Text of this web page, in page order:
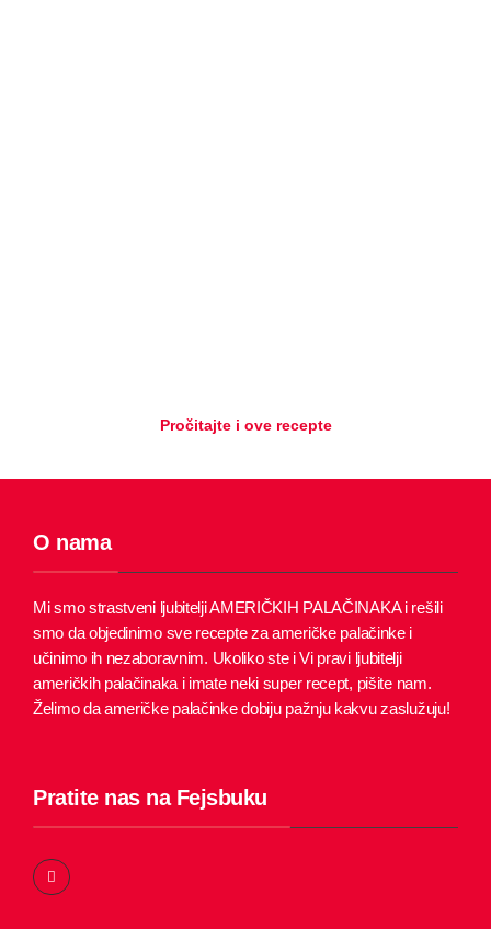
Pročitajte i ove recepte
O nama
Mi smo strastveni ljubitelji AMERIČKIH PALAČINAKA i rešili
smo da objedinimo sve recepte za američke palačinke i
učinimo ih nezaboravnim. Ukoliko ste i Vi pravi ljubitelji
američkih palačinaka i imate neki super recept, pišite nam.
Želimo da američke palačinke dobiju pažnju kakvu zaslužuju!
Pratite nas na Fejsbuku
F
a
c
e